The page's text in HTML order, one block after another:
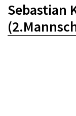
Sebastian